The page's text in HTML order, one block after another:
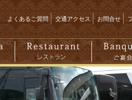
よくあるご質問 交通アクセス お問合せ